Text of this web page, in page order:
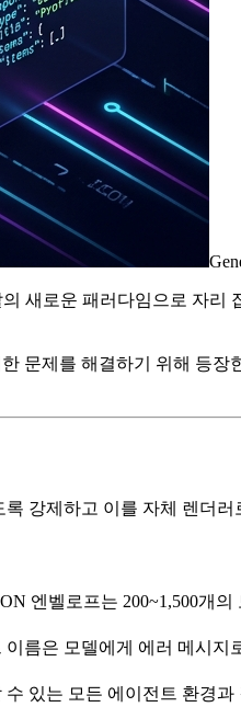
새로운 패러다임으로 자리
문제를 해결하기 위해 등장
록 강제하고 이를 자체 렌더
엔벨로프는 200~1,500개
름은 모델에게 에러 메시지
수 있는 모든 에이전트 환경